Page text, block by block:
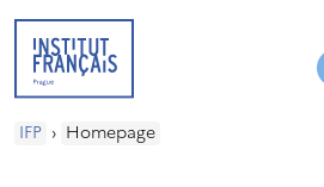
IFP › Homepage